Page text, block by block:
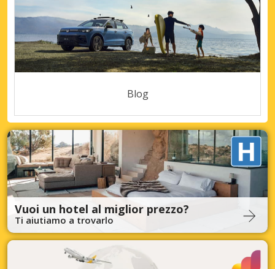
Blog
Vuoi un hotel al miglior prezzo?
Ti aiutiamo a trovarlo